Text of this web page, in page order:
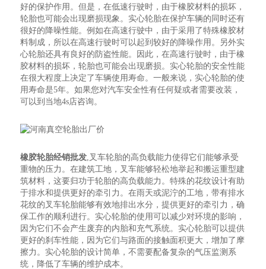
好的保护作用。但是，在低速行驶时，由于橡胶材料的损坏，
轮胎也可能会出现磨损现象。实心轮胎在保护车辆的同时还有
很好的降噪性能。例如在高速行驶中，由于采用了特殊橡胶材
料制成，所以在高速行驶时可以起到较好的降噪作用。另外实
心轮胎还具有良好的防盗性能。因此，在高速行驶时，由于橡
胶材料的损坏，轮胎也可能会出现磨损。实心轮胎的安全性能
在很大程度上决定了车辆使用寿命。一般来说，实心轮胎的使
用寿命是5年。如果您对汽车安全性有任何疑或者需要改装，
可以到当地4s店咨询。
橡胶轮胎经销批发,叉车轮胎的高负载能力使得它们能够承受
重物的压力。在建筑工地，叉车能够轻松地举起和搬运重型建
筑材料，这要归功于轮胎的高负载能力。特殊的花纹设计有助
于排水和提供更好的牵引力。在雨天或泥泞的工地，带有排水
花纹的叉车轮胎能够有效地排出水分，提供更好的牵引力，确
保工作的顺利进行。实心轮胎的使用可以减少对环境的影响，
因为它们不会产生废弃的内胎和充气系统。实心轮胎可以提供
更好的刹车性能，因为它们与路面的接触面积更大，增加了摩
擦力。实心轮胎的设计简单，不需要配备复杂的气压监测系
统，降低了车辆的维护成本。